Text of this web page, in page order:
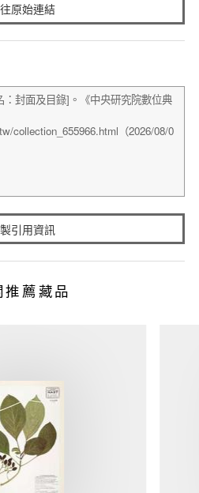
原始連結
引用資訊
推薦藏品